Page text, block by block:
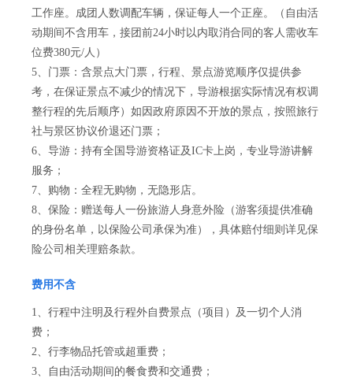
工作座。成团人数调配车辆，保证每人一个正座。（自由活
动期间不含用车，接团前24小时以内取消合同的客人需收车
位费380元/人）
5、门票：含景点大门票，行程、景点游览顺序仅提供参
考，在保证景点不减少的情况下，导游根据实际情况有权调
整行程的先后顺序）如因政府原因不开放的景点，按照旅行
社与景区协议价退还门票；
6、导游：持有全国导游资格证及IC卡上岗，专业导游讲解
服务；
7、购物：全程无购物，无隐形店。
8、保险：赠送每人一份旅游人身意外险（游客须提供准确
的身份名单，以保险公司承保为准），具体赔付细则详见保
险公司相关理赔条款。
费用不含
1、行程中注明及行程外自费景点（项目）及一切个人消
费；
2、行李物品托管或超重费；
3、自由活动期间的餐食费和交通费；